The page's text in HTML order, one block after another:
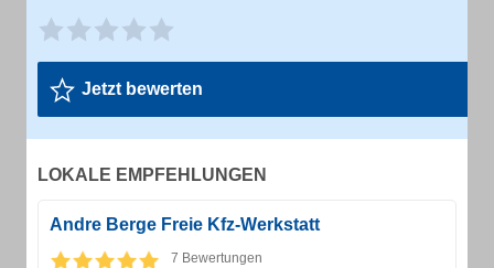
Jetzt bewerten
LOKALE EMPFEHLUNGEN
Andre Berge Freie Kfz-Werkstatt
7 Bewertungen